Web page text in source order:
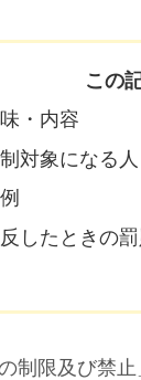
この
・内容
対象になる人
したときの罰
制限及び禁